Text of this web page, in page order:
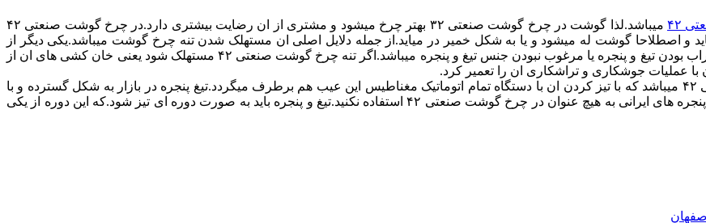
۴۲
میباشد.لذا گوشت در چرخ گوشت صنعتی ۳۲ بهتر چرخ میشود و مشتری از ان رضایت بیشتری دارد.در چرخ گوشت صنعتی ۴۲
و اصطلاحا گوشت له میشود و یا به شکل خمیر در میاید.از جمله دلایل اصلی ان مستهلک شدن تنه چرخ گوشت میباشد.یکی دیگر از
دلایل له شدن گوشت،خراب بودن مارپیچ میباشد.و البته دلیل اصلی ان خراب بودن تیغ و پنجره یا مرغوب نبودن جنس تیغ و پنجره میباشد.اگر تنه چرخ گوشت صنعتی ۴۲ مستهلک شود یعنی خان کشی های ان از
با عملیات جوشکاری و تراشکاری ان را تعمیر کرد.
تیغ و پنجره یکی از مهمترین دلایل له شدن گوشت در چرخ گوشت صنعتی ۴۲ میباشد که با تیز کردن ان با دستگاه تمام اتوماتیک مغناطیس این عیب هم برطرف میگردد.تیغ پنجره در بازار به شکل گسترده و با
تنوع مارکهای مختلف وجود دارد.تیغ پنجره ۴۲ حتما باید استیل باشداز تیغ پنجره های ایرانی به هیچ عنوان در چرخ گوشت صنعتی ۴۲ استفاده نکنید.تیغ و پنجره باید به صورت دوره ای تیز شود.که این دوره از یکی